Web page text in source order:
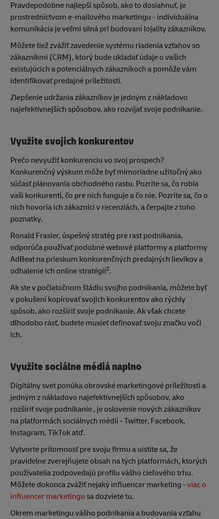
Pravdepodobne najlepší spôsob, ako to dosiahnuť, je
prostredníctvom e-mailového marketingu - individuálna
komunikácia je veľmi silná pri budovaní lojality zákazníkov.
Môžete tiež zvážiť zavedenie systému riadenia vzťahov so
zákazníkmi (CRM), ktorý bude ukladať údaje o vašich
existujúcich a potenciálnych zákazníkoch a pomôže vám
identifikovať predajné príležitosti.
Zlepšenie udržania zákazníkov je jedným z nákladovo
najefektívnejších spôsobov, ako rozvíjať svoje podnikanie.
Využite svojich konkurentov
Prečo nevyužiť konkurenciu vo svoj prospech?
Konkurenčný výskum môže byť mimoriadne užitočný ako
súčasť plánovania obchodného rastu. Pozrite sa, čo robia
vaši konkurenti, čo pre nich funguje a čo nie. Pozrite sa, čo o
nich hovoria ich zákazníci v recenziách, a čerpajte z toho
poznatky.
Ronald Frasier, úspešný stratég pre rast podnikania,
odporúča používať podobné webové platformy a platformy
AdBeat na prieskum konkurenčných predajných lievikov a
odhalenie ich online stratégií2.
Ak ste v počiatočnom štádiu svojho podnikania, môžete byť
v pokušení kopírovať svojich konkurentov ako rýchly
spôsob, ako rozšíriť svoje podnikanie. Ak však chcete
dlhodobo rásť, budete musieť definovať svoju značku voči
ich.
Využite sociálne médiá naplno
Digitálny svet ponúka obrovské marketingové príležitosti a
jedným z nákladovo najefektívnejších spôsobov, ako
rozšíriť svoje podnikanie , je oslovenie nových zákazníkov
na platformách sociálnych médií - Twitter, Facebook,
Instagram, TikTok atď.
Vytvorte prítomnosť pre svoju firmu a uistite sa, že
pravidelne zverejňujete obsah na tých platformách, ktorých
používatelia zodpovedajú profilu vášho cieľového trhu.
Môžete dokonca zvážiť nejaký influencer marketing -viac o
influencer marketingu sa dozviete tu.
Okrem marketingu vášho podnikania a budovania vzťahu